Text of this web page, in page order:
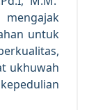
untuk
ukhuwah